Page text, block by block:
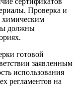
Проверка и
химическим
должны
готовой
заявленным
использования
регламентов на